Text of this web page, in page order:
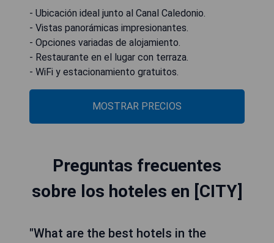
- Ubicación ideal junto al Canal Caledonio.
- Vistas panorámicas impresionantes.
- Opciones variadas de alojamiento.
- Restaurante en el lugar con terraza.
- WiFi y estacionamiento gratuitos.
MOSTRAR PRECIOS
Preguntas frecuentes
sobre los hoteles en [CITY]
"What are the best hotels in the